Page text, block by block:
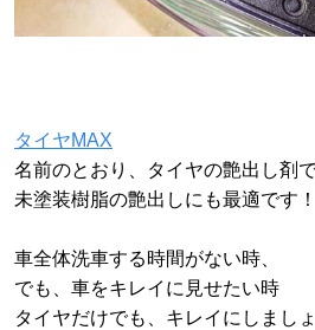
タイヤMAX
名前のとおり、タイヤの艶出し剤で
未塗装樹脂の艶出しにも最適です！
車全体洗車する時間がない時、
でも、車をキレイに見せたい時
タイヤだけでも、キレイにしましょ